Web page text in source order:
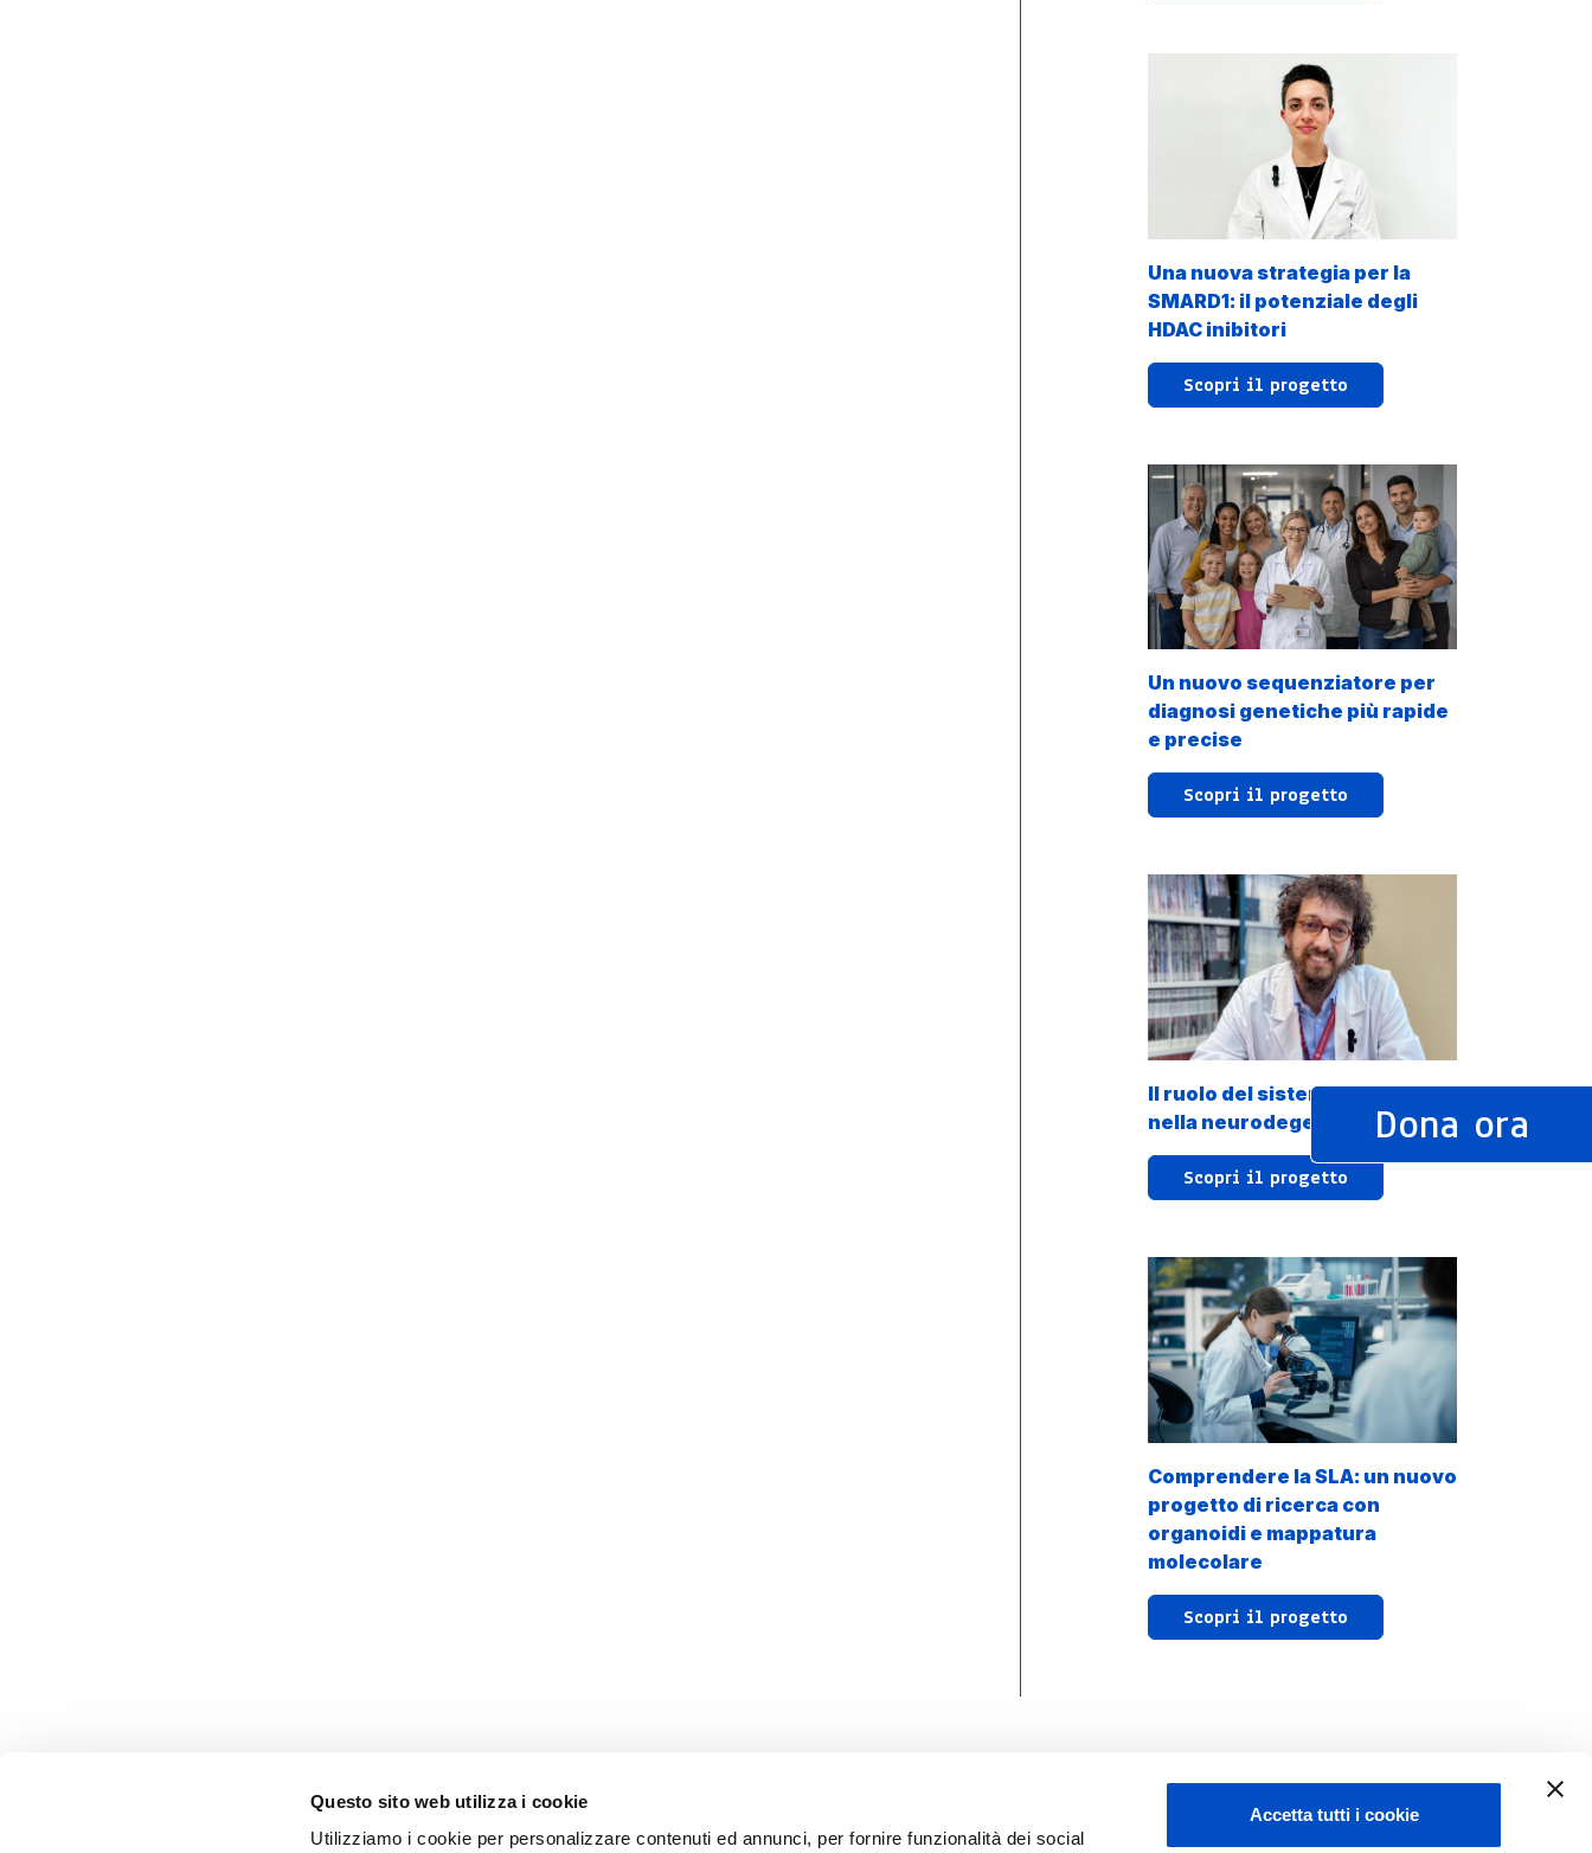
Questo sito web utilizza i cookie
Utilizziamo i cookie per personalizzare contenuti ed annunci, per fornire funzionalità dei social
Accetta tutti i cookie
Una nuova strategia per la
SMARD1: il potenziale degli
HDAC inibitori
Scopri il progetto
Un nuovo sequenziatore per
diagnosi genetiche più rapide
e precise
Scopri il progetto
Il ruolo del sistema glinfatico
nella neurodegenerazione
Scopri il progetto
Comprendere la SLA: un nuovo
progetto di ricerca con
organoidi e mappatura
molecolare
Scopri il progetto
Dona ora